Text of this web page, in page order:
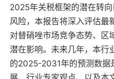
2025年关税框架的潜在转
风险，本报告将深入评估最
对替硝唑市场竞争态势、区
潜在影响。未来几年，本行
的2025-2031年的预测数据